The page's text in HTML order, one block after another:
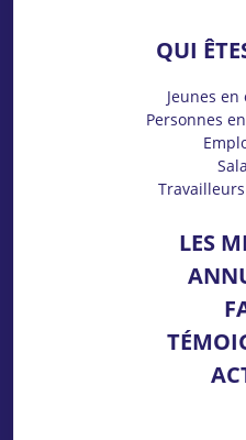
QUI
Jeunes
Personnes
LES